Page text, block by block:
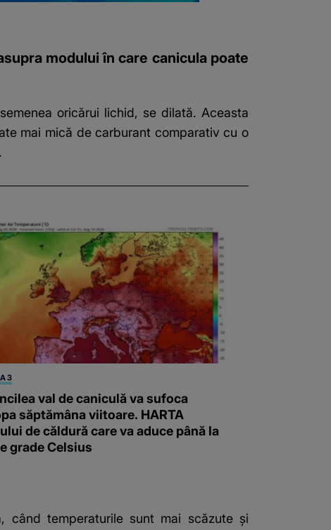
modului în care canicula poate
oricărui lichid, se dilată. Aceasta
mai mică de carburant comparativ cu o
3
val de caniculă va sufoca
săptămâna viitoare. HARTA
de căldură care va aduce până la
grade Celsius
când temperaturile sunt mai scăzute și